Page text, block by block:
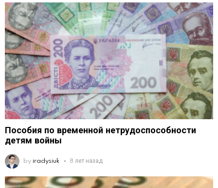
Пособия по временной нетрудоспособности
детям войны
by iradysiuk 8 лет назад